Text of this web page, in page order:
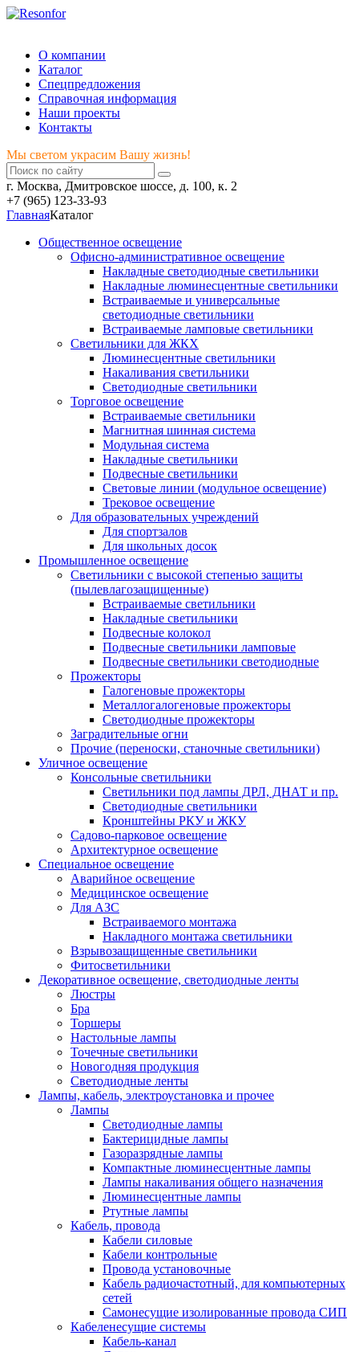
О компании
Каталог
Спецпредложения
Справочная информация
Наши проекты
Контакты
Мы светом украсим Вашу жизнь!
г. Москва, Дмитровское шоссе, д. 100, к. 2
+7 (965) 123-33-93
ГлавнаяКаталог
Общественное освещение
Офисно-административное освещение
Накладные светодиодные светильники
Накладные люминесцентные светильники
Встраиваемые и универсальные
светодиодные светильники
Встраиваемые ламповые светильники
Светильники для ЖКХ
Люминесцентные светильники
Накаливания светильники
Светодиодные светильники
Торговое освещение
Встраиваемые светильники
Магнитная шинная система
Модульная система
Накладные светильники
Подвесные светильники
Световые линии (модульное освещение)
Трековое освещение
Для образовательных учреждений
Для спортзалов
Для школьных досок
Промышленное освещение
Светильники с высокой степенью защиты
(пылевлагозащищенные)
Встраиваемые светильники
Накладные светильники
Подвесные колокол
Подвесные светильники ламповые
Подвесные светильники светодиодные
Прожекторы
Галогеновые прожекторы
Металлогалогеновые прожекторы
Светодиодные прожекторы
Заградительные огни
Прочие (переноски, станочные светильники)
Уличное освещение
Консольные светильники
Cветильники под лампы ДРЛ, ДНАТ и пр.
Cветодиодные светильники
Кронштейны РКУ и ЖКУ
Садово-парковое освещение
Архитектурное освещение
Специальное освещение
Аварийное освещение
Медицинское освещение
Для АЗС
Встраиваемого монтажа
Накладного монтажа светильники
Взрывозащищенные светильники
Фитосветильники
Декоративное освещение, светодиодные ленты
Люстры
Бра
Торшеры
Настольные лампы
Точечные светильники
Новогодняя продукция
Светодиодные ленты
Лампы, кабель, электроустановка и прочее
Лампы
Светодиодные лампы
Бактерицидные лампы
Газоразрядные лампы
Компактные люминесцентные лампы
Лампы накаливания общего назначения
Люминесцентные лампы
Ртутные лампы
Кабель, провода
Кабели силовые
Кабели контрольные
Провода установочные
Кабель радиочастотный, для компьютерных
сетей
Самонесущие изолированные провода СИП
Кабеленесущие системы
Кабель-канал